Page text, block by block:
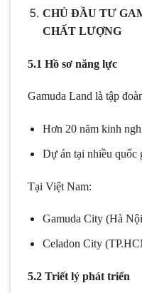
CHỦ ĐẦU TƯ
CHẤT LƯỢNG
5.1 Hồ sơ năng lực
Gamuda Land là tập
Hơn 20 năm kinh
Dự án tại nhiều quốc
Tại Việt Nam:
Gamuda City (Hà
Celadon City
5.2 Triết lý phát triển